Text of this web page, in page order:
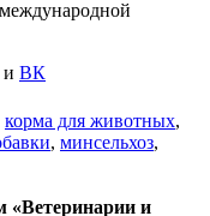
и ВК
корма для животных,
, минсельхоз,
«Ветеринарии и